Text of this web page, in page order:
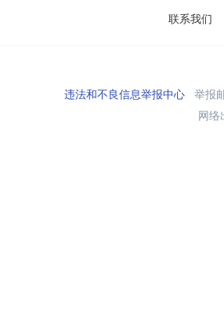
联系我们
违法和不良信息举报中心举报
网